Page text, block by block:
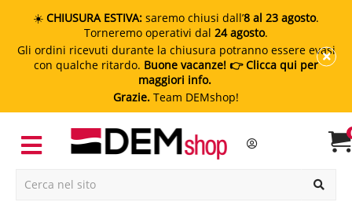
☀️ CHIUSURA ESTIVA: saremo chiusi dall’8 al 23 agosto.
Torneremo operativi dal 24 agosto.
Gli ordini ricevuti durante la chiusura potranno essere evasi
con qualche ritardo. Buone vacanze! 👉 Clicca qui per
maggiori info.
Grazie. Team DEMshop!